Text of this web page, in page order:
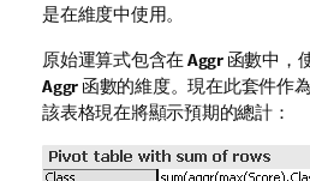
是在維度中使用。
原始運算式包含在 Aggr函數中，
Aggr 函數的維度。現在此套件作
該表格現在將顯示預期的總計：